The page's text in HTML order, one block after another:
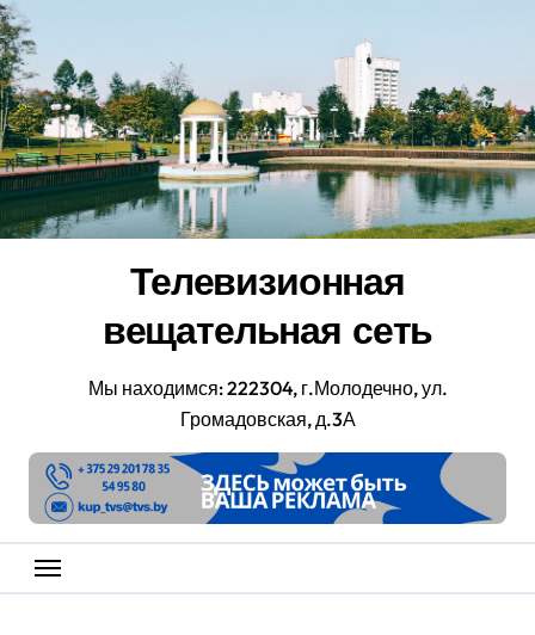
Перейти
к
содержанию
Телевизионная
вещательная сеть
Мы находимся: 222304, г.Молодечно, ул.
Громадовская, д.3А